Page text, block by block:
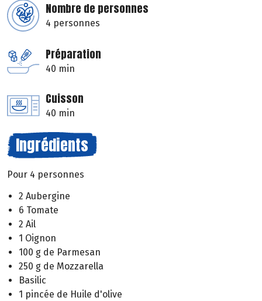
Nombre de personnes
4 personnes
Préparation
40 min
Cuisson
40 min
Ingrédients
Pour 4 personnes
2 Aubergine
6 Tomate
2 Ail
1 Oignon
100 g de Parmesan
250 g de Mozzarella
Basilic
1 pincée de Huile d'olive